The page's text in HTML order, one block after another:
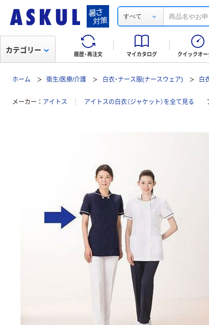
すべて
履歴・再注文 マイカタログ クイックオー
カテゴリー
ホーム 衛生/医療/介護 白衣・ナース服(ナースウェア) 白
メーカー アイトス アイトスの白衣（ジャケット）を全て見る